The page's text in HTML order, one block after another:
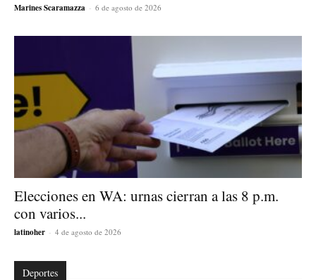
Marines Scaramazza - 6 de agosto de 2026
Elecciones en WA: urnas cierran a las 8 p.m.
con varios...
latinoher - 4 de agosto de 2026
Deportes